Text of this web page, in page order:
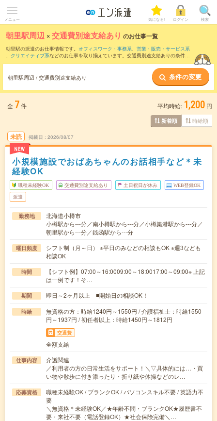
メニュー 気になる! ログイン 検索
朝里駅周辺 ×交通費別途支給あり のお仕事一覧
朝里駅の派遣のお仕事情報です。 オフィスワーク・事務系、 営業・販売・サービス系
、 クリエイティブ系などのお仕事を取り揃えています。交通費別途支給ありの条件の
朝里駅周辺 / 交通費別途支給あり 条件の変更
全 7件 平均時給: 1,200 円
新着順 時給順
未読
NEW
掲載日 2026/08/07
小規模施設でおばあちゃんのお話相手など＊未
経験OK
職種未経験OK 交通費別途支給あり 土日祝日が休み WEB登録OK
派遣
勤務地
北海道小樽市
小樽駅から---分／南小樽駅から---分／小樽築港駅から---分／
朝里駅から---分／銭函駅から---分
曜日頻度
シフト制（月～日） ※平日のみなどの相談もOK ※週3なども
相談OK
時間
【シフト例】07:00～16:0009:00～18:0017:00～09:00※ 上記
は一例です！そ…
期間 即日～2ヶ月以上 ■開始日の相談OK！
時給
無資格の方：時給1240円～1550円 / 介護福祉士：時給1550
円～1937円 / 初任者以上：時給1450円～1812円
交通費
全額支給
仕事内容
介護関連
／利用者の方の日常生活をサポート！＼▽具体的には…・買
い物や散歩に付き添ったり・折り紙や体操などのレ…
応募資格
職種未経験OK / ブランクOK / パソコンスキル不要 / 英語力不
要
＼無資格＊未経験OK／★年齢不問・ブランクOK★履歴書不
要・来社不要（電話登録OK）★社会保険完備＼…